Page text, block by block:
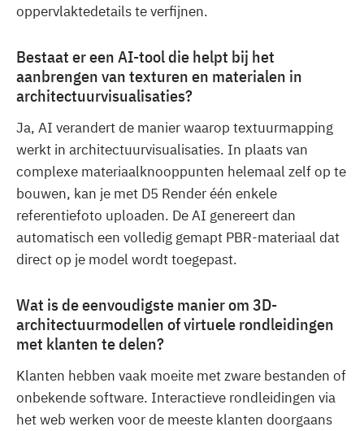
oppervlaktedetails te verfijnen.
Bestaat er een AI-tool die helpt bij het
aanbrengen van texturen en materialen in
architectuurvisualisaties?
Ja, AI verandert de manier waarop textuurmapping
werkt in architectuurvisualisaties. In plaats van
complexe materiaalknooppunten helemaal zelf op te
bouwen, kan je met D5 Render één enkele
referentiefoto uploaden. De AI genereert dan
automatisch een volledig gemapt PBR-materiaal dat
direct op je model wordt toegepast.
Wat is de eenvoudigste manier om 3D-
architectuurmodellen of virtuele rondleidingen
met klanten te delen?
Klanten hebben vaak moeite met zware bestanden of
onbekende software. Interactieve rondleidingen via
het web werken voor de meeste klanten doorgaans